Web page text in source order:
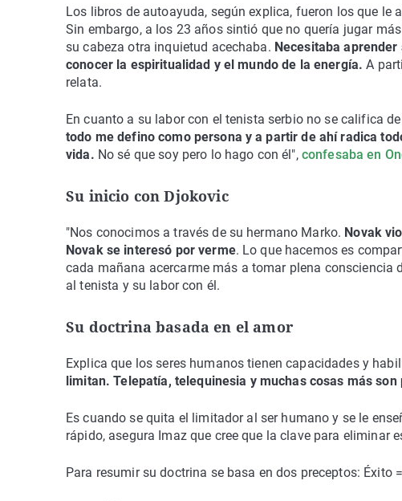
Los libros de autoayuda, según explica, fueron los que le
Sin embargo, a los 23 años sintió que no quería jugar
su cabeza otra inquietud acechaba. Necesitaba
conocer la espiritualidad y el mundo de la energía. A
relata.
En cuanto a su labor con el tenista serbio no se califica
todo me defino como persona y a partir de ahí radica
vida. No sé que soy pero lo hago con él", confesaba en
Su inicio con Djokovic
"Nos conocimos a través de su hermano Marko. Novak
Novak se interesó por verme. Lo que hacemos es
cada mañana acercarme más a tomar plena consciencia
al tenista y su labor con él.
Su doctrina basada en el amor
Explica que los seres humanos tienen capacidades y
limitan. Telepatía, telequinesia y muchas cosas más son
Es cuando se quita el limitador al ser humano y se le
rápido, asegura Imaz que cree que la clave para eliminar
Para resumir su doctrina se basa en dos preceptos: Éxito